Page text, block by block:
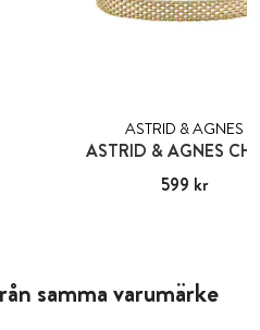
ASTRID & AGNES
ASTRID & AGNES
Pris:599 kr
599 kr
samma varumärke